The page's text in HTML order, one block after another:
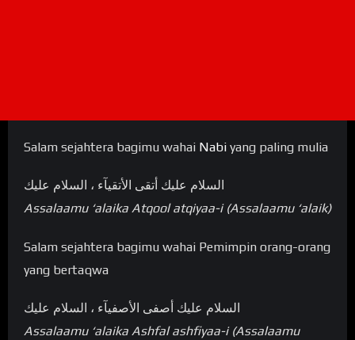
Salam sejahtera bagimu wahai Nabi yang paling mulia
السلام عليك أتقی الأتقيآء ، السلام عليك
Assalaamu ‘alaika Atqool atqiyaa-i (Assalaamu ‘alaik)
Salam sejahtera bagimu wahai Pemimpin orang-orang
yang bertaqwa
السلام عليك أصفی الأصفيآء ، السلام عليك
Assalaamu ‘alaika Ashfal ashfiyaa-i (Assalaamu